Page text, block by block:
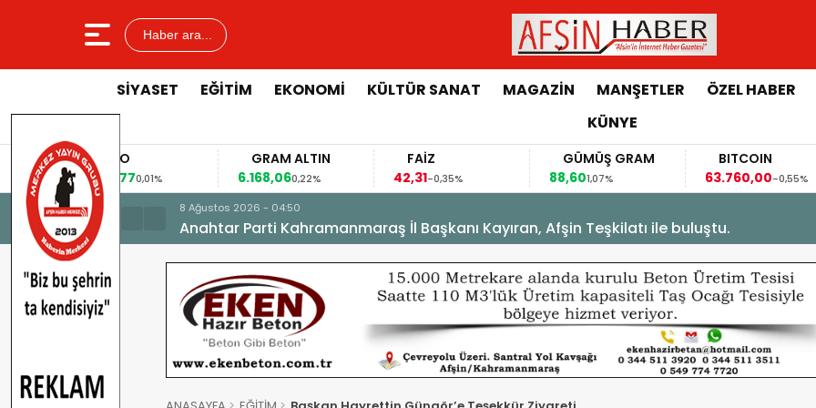
Haber ara...
SİYASET EĞİTİM EKONOMİ KÜLTÜR SANAT MAGAZİN MANŞETLER ÖZEL HABER
KÜNYE
EURO
53,8477
0,01%
GRAM ALTIN
6.168,060,22%
FAİZ
42,31-0,35%
GÜMÜŞ GRAM
88,601,07%
BITCOIN
63.760,00-0,55%
8 Ağustos 2026 - 04:50
Anahtar Parti Kahramanmaraş İl Başkanı Kayıran, Afşin Teşkilatı ile buluştu.